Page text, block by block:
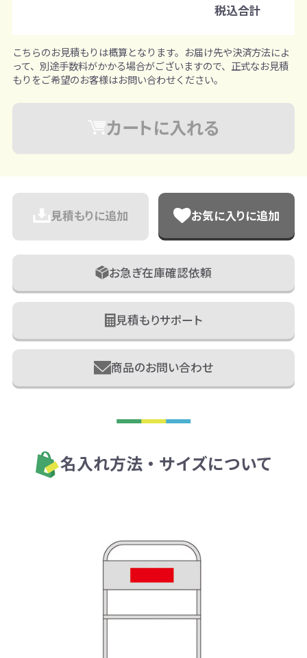
※既製品サンプルは各色3個まで
税込合計
こちらのお見積もりは概算となります。お届け先や決済方法によ
って、別途手数料がかかる場合がございますので、正式なお見積
もりをご希望のお客様はお問い合わせください。
カートに入れる
見積もりに追加 お気に入りに追加
お急ぎ在庫確認依頼
見積もりサポート
商品のお問い合わせ
名入れ方法・サイズについて